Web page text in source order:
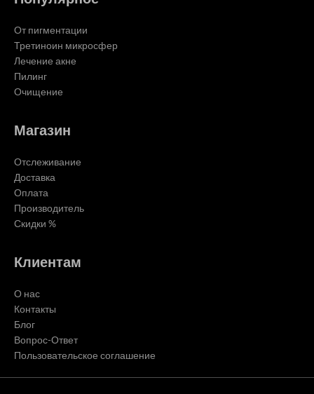
От пигментации
Третиноин микросфер
Лечение акне
Пилинг
Очищение
Магазин
Отслеживание
Доставка
Оплата
Производитель
Скидки %
Клиентам
О нас
Контакты
Блог
Вопрос-Ответ
Пользовательское соглашение